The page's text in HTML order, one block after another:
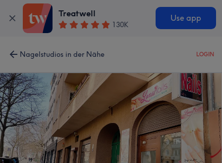
Treatwell
130K
Use app
Nagelstudios in der Nähe LOGIN